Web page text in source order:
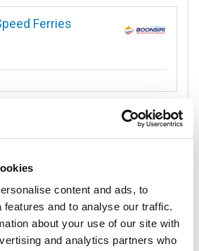
content and ads, to
features and to analyse our traffic.
about your use of our site with
and analytics partners who
Ferries
Center Ltd.,Part.